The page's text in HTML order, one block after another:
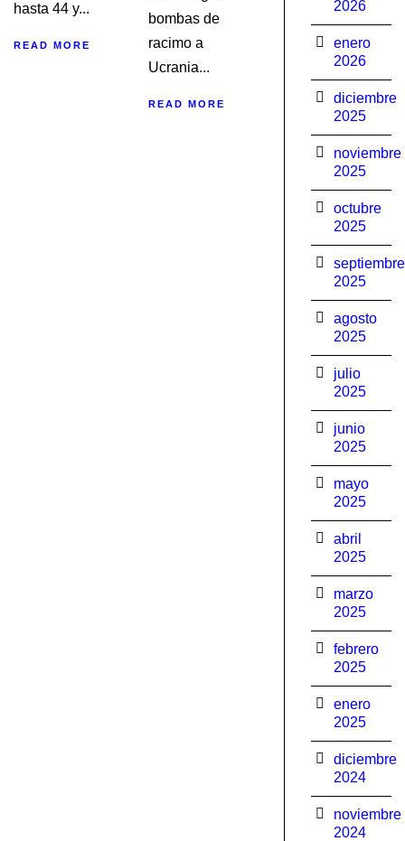
hasta 44 y...
READ MORE
bombas de
racimo a
Ucrania...
READ MORE
2026
enero
2026
diciembre
2025
noviembre
2025
octubre
2025
septiembre
2025
agosto
2025
julio
2025
junio
2025
mayo
2025
abril
2025
marzo
2025
febrero
2025
enero
2025
diciembre
2024
noviembre
2024